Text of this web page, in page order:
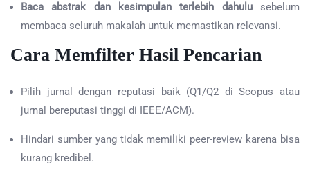
Baca abstrak dan kesimpulan terlebih dahulusebelum
membaca seluruh makalah untuk memastikan relevansi.
Cara Memfilter Hasil Pencarian
Pilih jurnal dengan reputasi baik (Q1/Q2 di Scopus atau
jurnal bereputasi tinggi di IEEE/ACM).
Hindari sumber yang tidak memiliki peer-review karena bisa
kurang kredibel.